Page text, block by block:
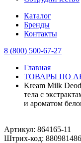
Каталог
Бренды
Контакты
8 (800) 500-67-27
Главная
ТОВАРЫ ПО
Kream Milk
тела с
и ароматом
Артикул: 864165-11
Штрих-код: